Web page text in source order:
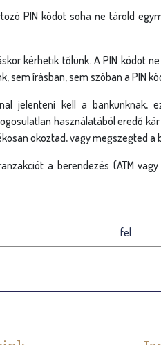
PIN kódot soha ne tárold
kérhetik tőlünk. A PIN kódot
sem írásban, sem szóban a PIN
jelenteni kell a
használatából eredő
okoztad, vagy megszegted
a berendezés (ATM
fel